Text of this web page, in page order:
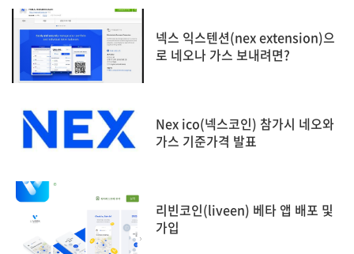
넥스 익스텐션(nex extension)으
로 네오나 가스 보내려면?
Nex ico(넥스코인) 참가시 네오와
가스 기준가격 발표
리빈코인(liveen) 베타 앱 배포 및
가입